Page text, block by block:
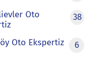
Oto
38
Oto Ekspertiz
6